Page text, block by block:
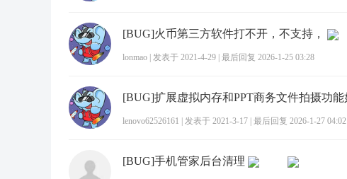
[BUG]火币第三方软件打不开，不支持，
lonmao 发表于 2021-4-29 最后回复 2026-1-25 03:28
lenovo62526161 发表于 2021-3-17 最后回复 2026-1-27 04:02
[BUG]手机管家后台清理